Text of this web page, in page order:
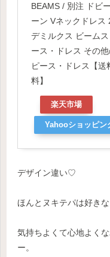
BEAMS / 別注 ドビ
ーン Vネックドレス
デミルクス ビーム
ース・ドレス その
ピース・ドレス【送
料】
楽天市場
Yahooショッピン
デザイン違い♡
ほんとヌキテパは好きな
気持ちよくて心地よく
ー。